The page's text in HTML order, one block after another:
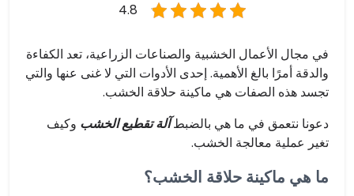
4.8
في مجال الأعمال الخشبية والصناعات الزراعية، تعد الكفاءة
والدقة أمرًا بالغ الأهمية. إحدى الأدوات التي لا غنى عنها والتي
تجسد هذه الصفات هي ماكينة حلاقة الخشب.
دعونا نتعمق في ما هي بالضبطآلة تقطيع الخشب وكيف
تغير عملية معالجة الخشب.
ما هي ماكينة حلاقة الخشب؟